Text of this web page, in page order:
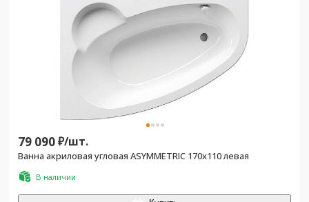
79 090₽/шт.
Ванна акриловая угловая ASYMMETRIC 170x110 левая
В наличии